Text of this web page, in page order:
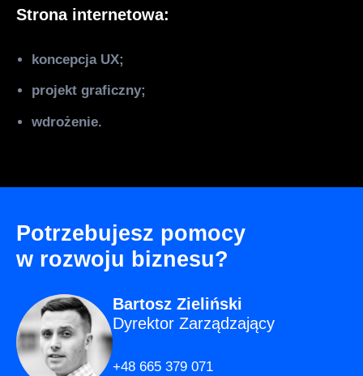
Strona internetowa:
koncepcja UX;
projekt graficzny;
wdrożenie.
Potrzebujesz pomocy
w rozwoju biznesu?
Bartosz Zieliński
Dyrektor Zarządzający
+48 665 379 071